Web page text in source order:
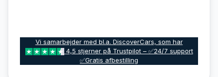
Vi samarbejder med bl.a. DiscoverCars, som har
4,5 stjerner på Trustpilot – ✅24/7 support
✅Gratis afbestilling